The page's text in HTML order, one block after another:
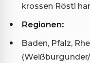
krossen Rösti
Regionen:
Baden, Pfalz,